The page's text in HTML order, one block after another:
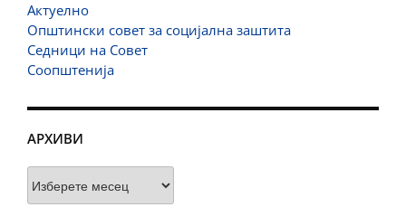
Актуелно
Општински совет за социјална заштита
Седници на Совет
Соопштенија
АРХИВИ